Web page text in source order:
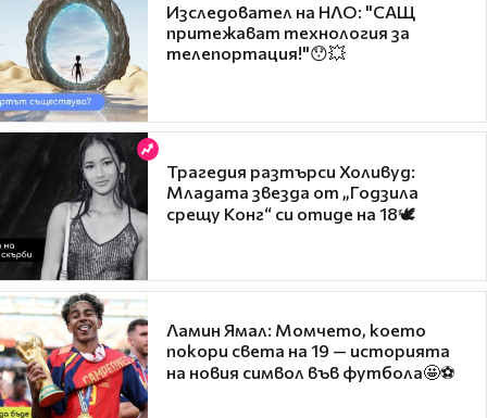
Изследовател на НЛО: "САЩ
притежават технология за
телепортация!"😯💥
Трагедия разтърси Холивуд:
Младата звезда от „Годзила
срещу Конг“ си отиде на 18🕊️
Ламин Ямал: Момчето, което
покори света на 19 — историята
на новия символ във футбола🤩⚽